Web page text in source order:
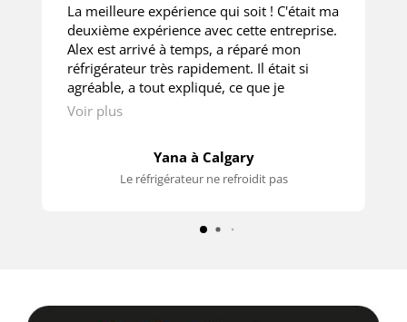
La meilleure expérience qui soit ! C'était ma
deuxième expérience avec cette entreprise.
Alex est arrivé à temps, a réparé mon
réfrigérateur très rapidement. Il était si
agréable, a tout expliqué, ce que je
demandais. Le prix est super ! Merci
beaucoup!
Voir plus
Yana à Calgary
Le réfrigérateur ne refroidit pas